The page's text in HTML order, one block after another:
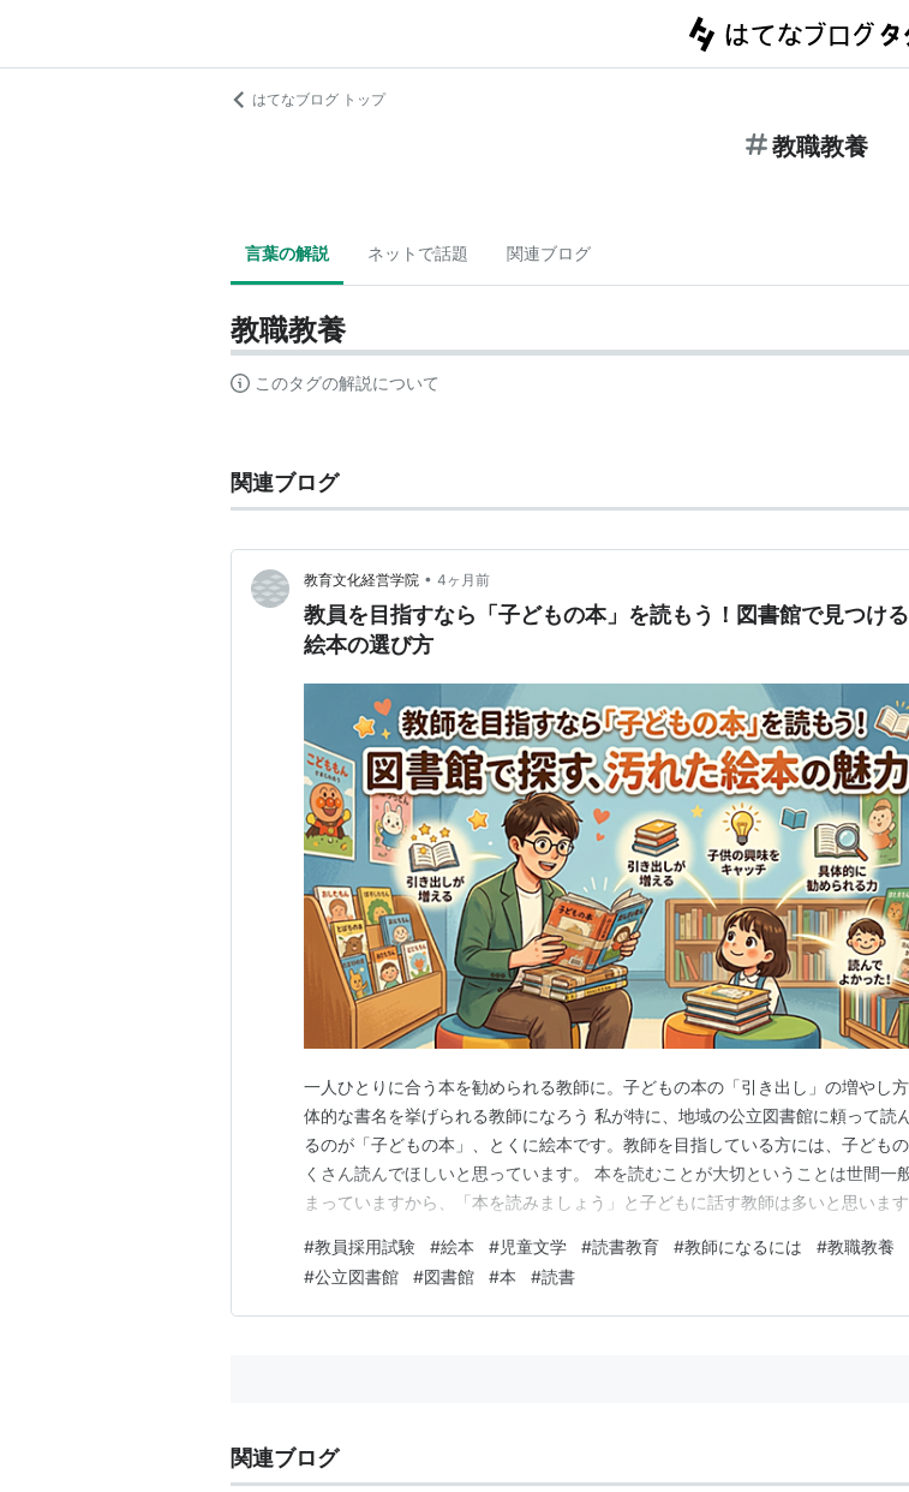
はてなブログ トップ
教職教養
言葉の解説 ネットで話題 関連ブログ
教職教養
このタグの解説について
関連ブログ
教育文化経営学院 • 4ヶ月前
教員を目指すなら「子どもの本」を読もう！図書館で見つけ
絵本の選び方
一人ひとりに合う本を勧められる教師に。子どもの本の「引き出し」の増やし
体的な書名を挙げられる教師になろう 私が特に、地域の公立図書館に頼って読
るのが「子どもの本」、とくに絵本です。教師を目指している方には、子ども
くさん読んでほしいと思っています。 本を読むことが大切ということは世間一
まっていますから、「本を読みましょう」と子どもに話す教師は多いと思います
に、乳幼児、小学生、中学生、高校生に勧める本をあげることはできるかもしれ
ん。図書館等が作成したお勧め本リストもありますしね。 け…
#教員採用試験 #絵本 #児童文学 #読書教育 #教師になるには #教職教養
#公立図書館 #図書館 #本 #読書
関連ブログ